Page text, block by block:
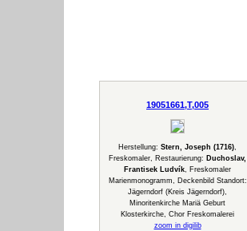
19051661,T,005
Herstellung: Stern, Joseph (1716),
Freskomaler, Restaurierung: Duchoslav,
Frantisek Ludvík, Freskomaler
Marienmonogramm, Deckenbild Standort:
Jägerndorf (Kreis Jägerndorf),
Minoritenkirche Mariä Geburt
Klosterkirche, Chor Freskomalerei
zoom in digilib